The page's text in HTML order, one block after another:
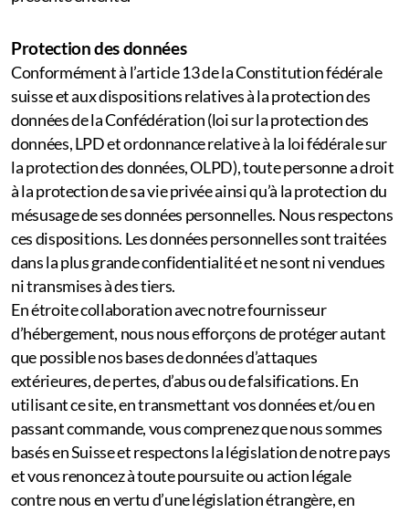
Protection des données
Conformément à l’article 13 de la Constitution fédérale
suisse et aux dispositions relatives à la protection des
données de la Confédération (loi sur la protection des
données, LPD et ordonnance relative à la loi fédérale sur
la protection des données, OLPD), toute personne a droit
à la protection de sa vie privée ainsi qu’à la protection du
mésusage de ses données personnelles. Nous respectons
ces dispositions. Les données personnelles sont traitées
dans la plus grande confidentialité et ne sont ni vendues
ni transmises à des tiers.
En étroite collaboration avec notre fournisseur
d’hébergement, nous nous efforçons de protéger autant
que possible nos bases de données d’attaques
extérieures, de pertes, d’abus ou de falsifications. En
utilisant ce site, en transmettant vos données et/ou en
passant commande, vous comprenez que nous sommes
basés en Suisse et respectons la législation de notre pays
et vous renoncez à toute poursuite ou action légale
contre nous en vertu d’une législation étrangère, en